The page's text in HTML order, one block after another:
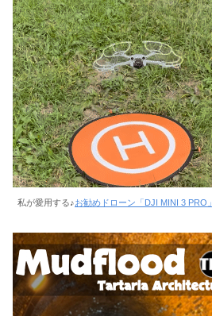
私が愛用する♪お勧めドローン「DJI MINI 3 PRO」